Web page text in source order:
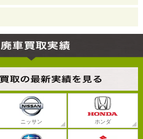
ニッサン ホンダ